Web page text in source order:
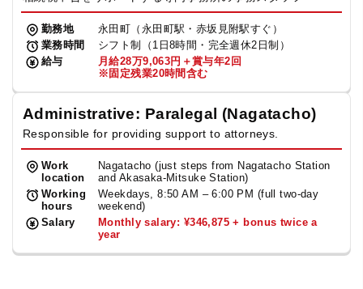
勤務地
永田町（永田町駅・赤坂見附駅すぐ）
業務時間
シフト制（1日8時間・完全週休2日制）
給与
月給28万9,063円＋賞与年2回
※固定残業20時間含む
Administrative: Paralegal (Nagatacho)
Responsible for providing support to attorneys.
Work
location
Nagatacho (just steps from Nagatacho Station
and Akasaka-Mitsuke Station)
Working
hours
Weekdays, 8:50 AM – 6:00 PM (full two-day
weekend)
Salary
Monthly salary: ¥346,875 + bonus twice a
year